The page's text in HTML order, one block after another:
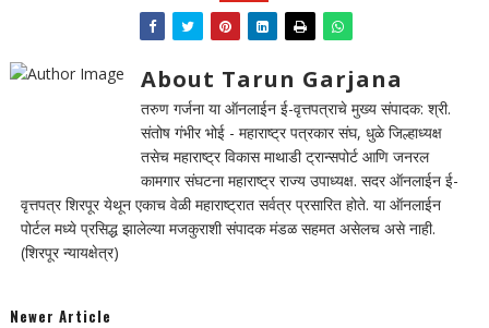
About Tarun Garjana
तरुण गर्जना या ऑनलाईन ई-वृत्तपत्राचे मुख्य संपादक: श्री.
संतोष गंभीर भोई - महाराष्ट्र पत्रकार संघ, धुळे जिल्हाध्यक्ष
तसेच महाराष्ट्र विकास माथाडी ट्रान्सपोर्ट आणि जनरल
कामगार संघटना महाराष्ट्र राज्य उपाध्यक्ष. सदर ऑनलाईन ई-
वृत्तपत्र शिरपूर येथून एकाच वेळी महाराष्ट्रात सर्वत्र प्रसारित होते. या ऑनलाईन
पोर्टल मध्ये प्रसिद्ध झालेल्या मजकुराशी संपादक मंडळ सहमत असेलच असे नाही.
(शिरपूर न्यायक्षेत्र)
Newer Article